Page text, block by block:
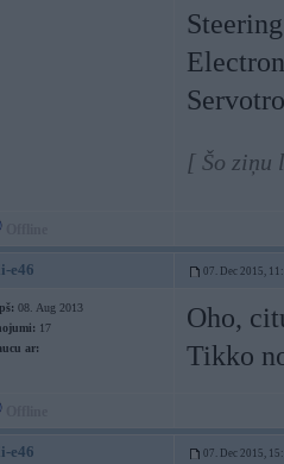
[ Šo ziņu
e46 07. Dec 2015,
08. Aug 2013
17
ar:
Oho,
Tikko
e46 07. Dec 2015,